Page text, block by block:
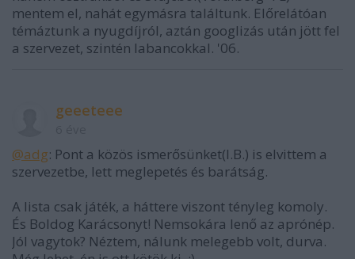
mentem el, nahát egymásra találtunk. Előrelátóan
témáztunk a nyugdíjról, aztán googlizás után jött fel
a szervezet, szintén labancokkal. '06.
geeeteee
@adg: Pont a közös ismerősünket(I.B.) is elvittem a
szervezetbe, lett meglepetés és barátság.
A lista csak játék, a háttere viszont tényleg komoly.
És Boldog Karácsonyt! Nemsokára lenő az aprónép.
Jól vagytok? Néztem, nálunk melegebb volt, durva.